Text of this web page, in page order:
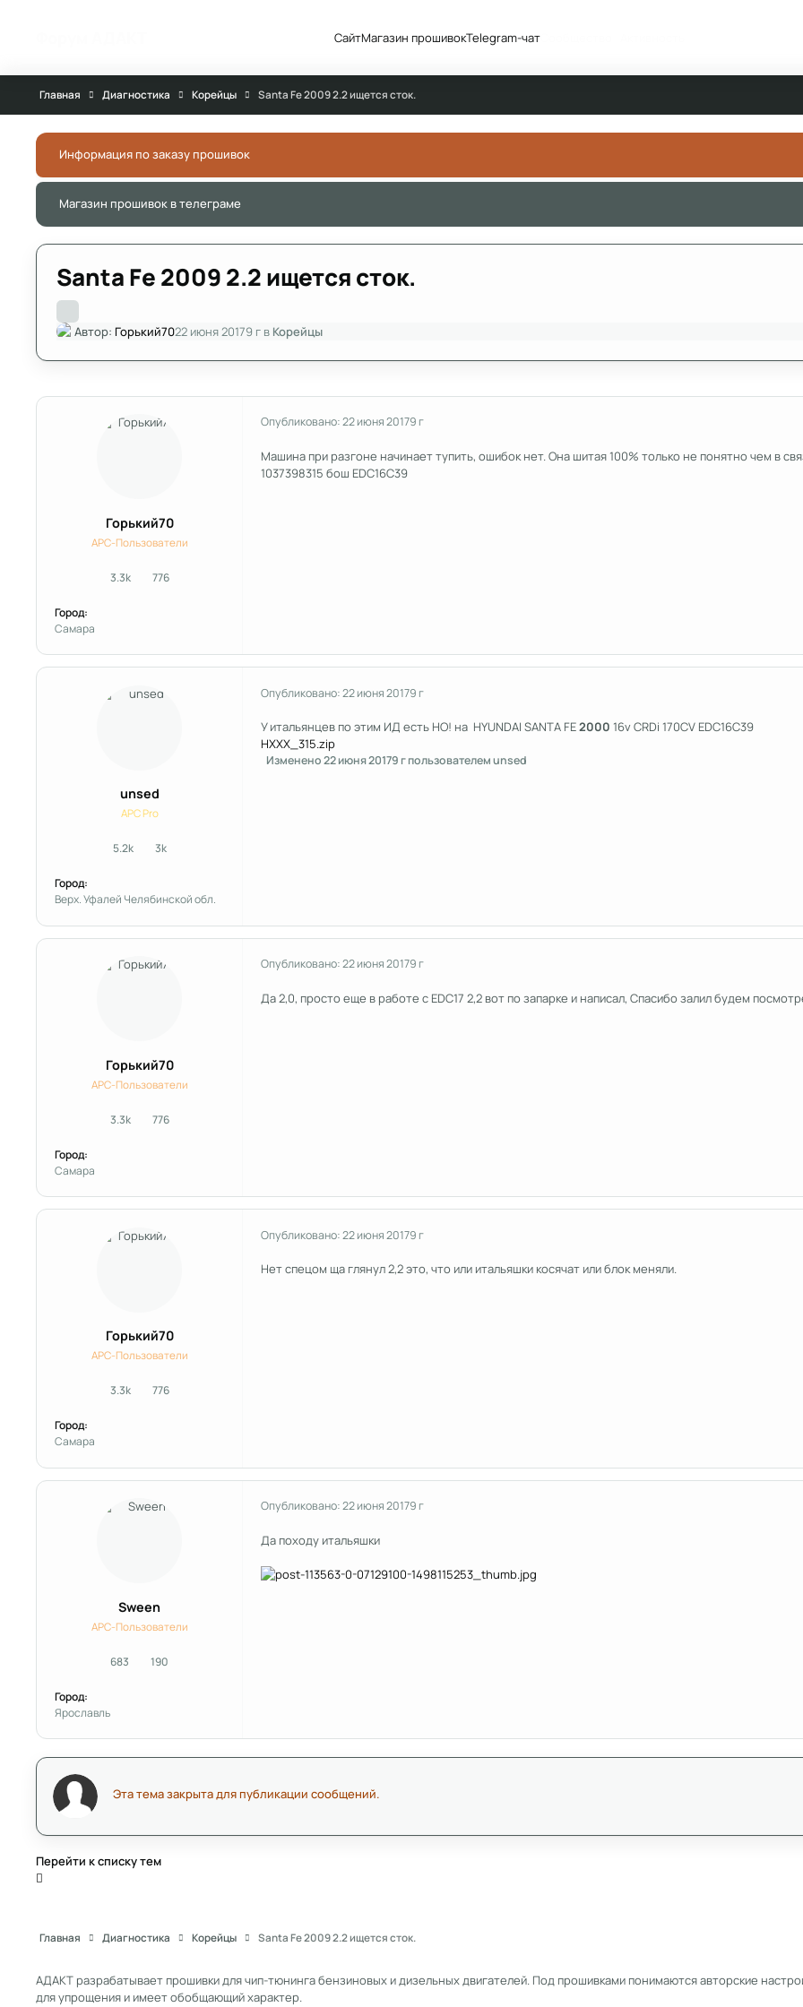
СайтМагазин прошивокTelegram-чатСообщество
Главная Диагностика Корейцы Santa Fe 2009 2.2 ищется сток.
Информация по заказу прошивок
Магазин прошивок в телеграме
Santa Fe 2009 2.2 ищется сток.
Автор: Горький7022 июня 20179 гв Корейцы
Горький70
APC-Пользователи
3.3kсообщения
776Репутация
Город:
Самара
Опубликовано:22 июня 20179 г
Машина при разгоне начинает тупить, ошибок нет. Она шитая 100% только не понятно чем в
1037398315 бош EDC16C39
unsed
APC Pro
5.2kсообщения
3kРепутация
Город:
Верх. Уфалей Челябинской обл.
Опубликовано:22 июня 20179 г
У итальянцев по этим ИД есть НО! на HYUNDAI SANTA FE2000 16v CRDi 170CV EDC16C39
HXXX_315.zip
Изменено22 июня 20179 гпользователем unsed
Горький70
APC-Пользователи
3.3kсообщения
776Репутация
Город:
Самара
Опубликовано:22 июня 20179 г
Да 2,0, просто еще в работе с EDC17 2,2 вот по запарке и написал, Спасибо залил будем
Горький70
APC-Пользователи
3.3kсообщения
776Репутация
Город:
Самара
Опубликовано:22 июня 20179 г
Нет спецом ща глянул 2,2 это, что или итальяшки косячат или блок меняли.
Sween
APC-Пользователи
683сообщения
190Репутация
Город:
Ярославль
Опубликовано:22 июня 20179 г
Да походу итальяшки
Эта тема закрыта для публикации сообщений.
Перейти к списку тем
Главная Диагностика Корейцы Santa Fe 2009 2.2 ищется сток.
АДАКТ разрабатывает прошивки для чип-тюнинга бензиновых и дизельных двигателей. Под прошивками понимаются авторские
для упрощения и имеет обобщающий характер.